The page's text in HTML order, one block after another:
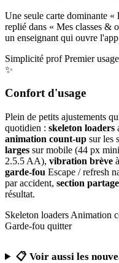
Une seule carte dominante «
replié dans « Mes classes &
un enseignant qui ouvre
Simplicité prof Premier usage
✨
Confort d'usage
Plein de petits ajustements
quotidien : skeleton loaders
animation count-up sur les
larges sur mobile (44 px
2.5.5 AA), vibration brève
garde-fou Escape / refresh
par accident, section partage
résultat.
Skeleton loaders Animation
Garde-fou quitter
📋 Voir aussi les